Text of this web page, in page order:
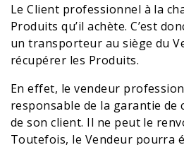
Le Client professionnel à la
Produits qu’il achète. C’est
un transporteur au siège du
récupérer les Produits.
En effet, le vendeur
responsable de la garantie de
de son client. Il ne peut le
Toutefois, le Vendeur pourra